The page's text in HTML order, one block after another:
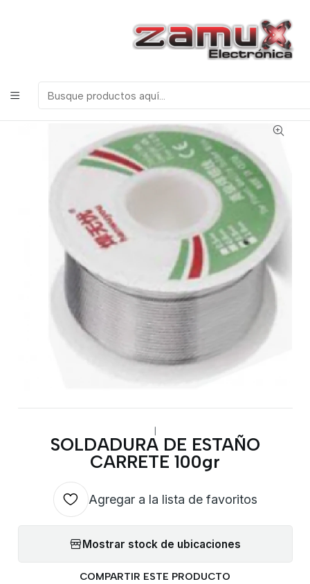
ELECTRONICOS, ROBOTICA & TECNOLOGIA
Productos
Herramientas
Herramientas de Soldadura
|
SOLDADURA DE ESTAÑO
CARRETE 100gr
Agregar a la lista de favoritos
Mostrar stock de ubicaciones
COMPARTIR ESTE PRODUCTO